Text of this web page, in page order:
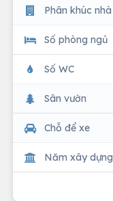
Phân khúc nhà
Số phòng ngủ
Số WC
Sân vườn
Chỗ để xe
Năm xây dựng